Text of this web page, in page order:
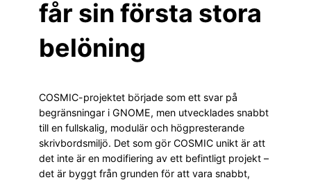
får sin första stora
belöning
COSMIC-projektet började som ett svar på
begränsningar i GNOME, men utvecklades snabbt
till en fullskalig, modulär och högpresterande
skrivbordsmiljö. Det som gör COSMIC unikt är att
det inte är en modifiering av ett befintligt projekt –
det är byggt från grunden för att vara snabbt,